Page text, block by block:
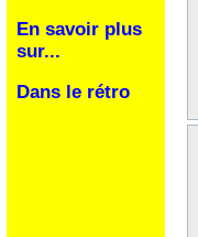
En savoir plus
sur...
Dans le rétro